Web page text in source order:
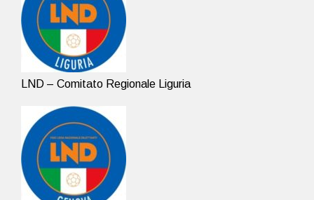
LND – Comitato Regionale Liguria